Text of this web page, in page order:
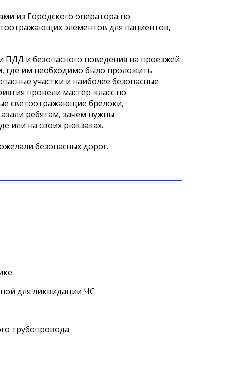
из Городского оператора по
элементов для пациентов,
ПДД и безопасного поведения на проезжей
где им необходимо было проложить
участки и наиболее безопасные
провели мастер-класс по
светоотражающие брелоки,
ребятам, зачем нужны
или на своих рюкзаках.
безопасных дорог.
для ликвидации ЧС
трубопровода